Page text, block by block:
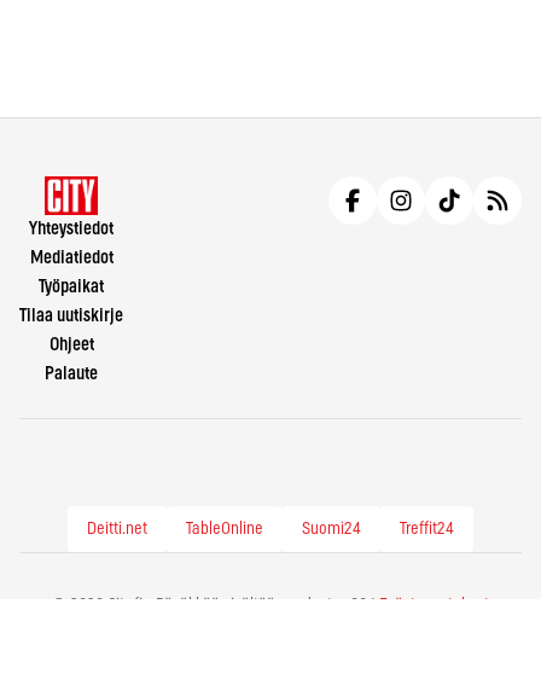
Yhteystiedot
Mediatiedot
Työpaikat
Tilaa uutiskirje
Ohjeet
Palaute
Deitti.net TableOnline Suomi24 Treffit24